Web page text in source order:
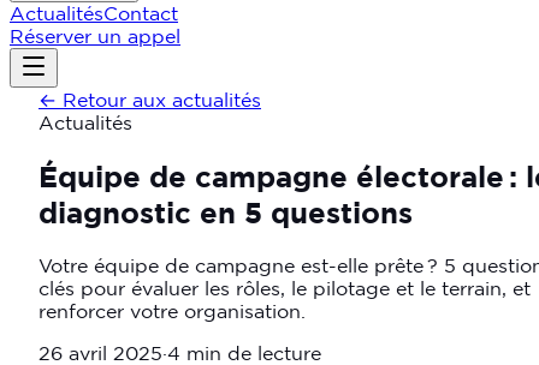
ActualitésContact
Réserver un appel
← Retour aux actualités
Actualités
Équipe de campagne électorale :
diagnostic en 5 questions
Votre équipe de campagne est-elle prête ? 5
clés pour évaluer les rôles, le pilotage et le terrain, et
renforcer votre organisation.
26 avril 2025·4 min de lecture